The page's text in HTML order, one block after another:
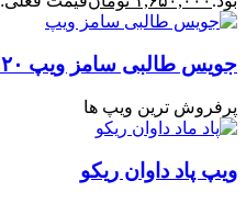
جویس طالبی سامز ویپ ۱۲۰ میل
پرفروش ترین ویپ ها
ویپ پاد داوان ریکو